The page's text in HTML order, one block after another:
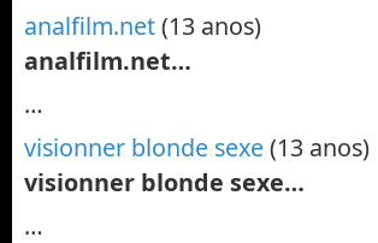
analfilm.net(13 anos)
analfilm.net…
…
visionner blonde sexe(13 anos)
visionner blonde sexe…
…